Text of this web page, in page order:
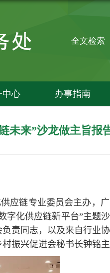
全文检索
中心 办事指南
未来”沙龙做主旨报
应链专业委员会主办，
化供应链新平台”主题
责同志，以及来自行业协
振兴促进会秘书长钟铭主